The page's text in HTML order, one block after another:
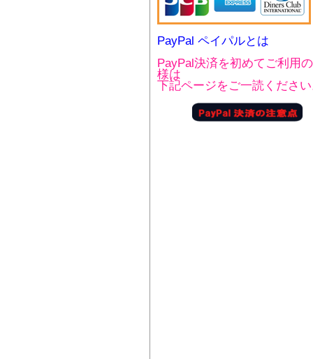
PayPal ペイパルとは
PayPal決済を初めてご利用
様は
下記ページをご一読くださ